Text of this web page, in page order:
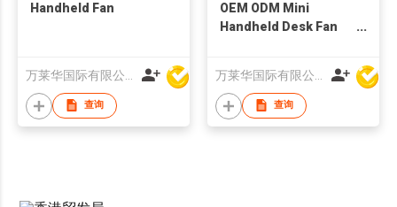
Handheld Fan
查询
OEM ODM Mini
Handheld Desk Fan
with lanyard
查询